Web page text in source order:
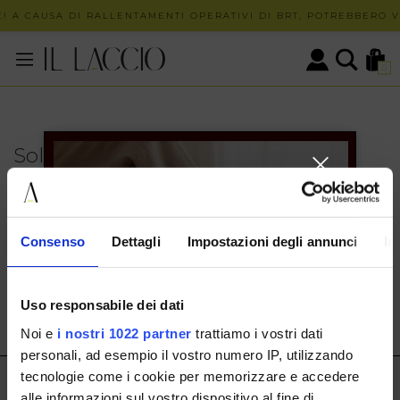
Consenso Dettagli Impostazioni degli annunci
Uso responsabile dei dati
Noi e i nostri 1022 partner trattiamo i vostri dati
personali, ad esempio il vostro numero IP, utilizzando
tecnologie come i cookie per memorizzare e accedere
A CAUSA DI RALLENTAMENTI OPERATIVI DI BRT, POTREBBERO
0
Solo in negozio
PUOI TROVARE QUESTO ARTICOLO SOLO PRESSO I
NOSTRI PUNTI VENDITA:
customerservice@illaccio.it
IL LACCIO